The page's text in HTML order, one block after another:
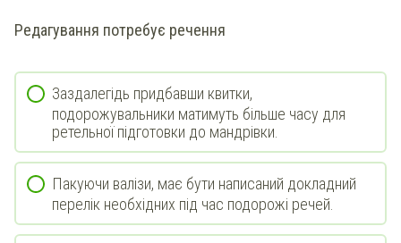
Редагування потребує речення
Заздалегідь придбавши квитки,
подорожувальники матимуть більше часу для
ретельної підготовки до мандрівки.
Пакуючи валізи, має бути написаний докладний
перелік необхідних під час подорожі речей.